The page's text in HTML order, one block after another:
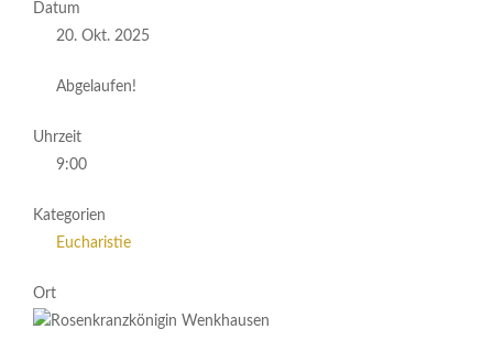
Datum
20. Okt. 2025
Abgelaufen!
Uhrzeit
9:00
Kategorien
Eucharistie
Ort